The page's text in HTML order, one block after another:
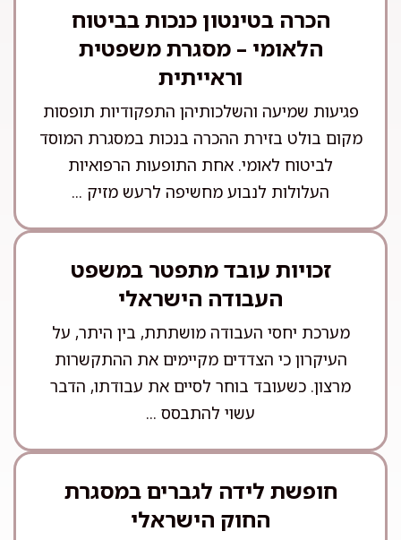
הכרה בטינטון כנכות בביטוח
הלאומי – מסגרת משפטית
וראייתית
פגיעות שמיעה והשלכותיהן התפקודיות תופסות
מקום בולט בזירת ההכרה בנכות במסגרת המוסד
לביטוח לאומי. אחת התופעות הרפואיות
העלולות לנבוע מחשיפה לרעש מזיק ...
זכויות עובד מתפטר במשפט
העבודה הישראלי
מערכת יחסי העבודה מושתתת, בין היתר, על
העיקרון כי הצדדים מקיימים את ההתקשרות
מרצון. כשעובד בוחר לסיים את עבודתו, הדבר
עשוי להתבסס ...
חופשת לידה לגברים במסגרת
החוק הישראלי